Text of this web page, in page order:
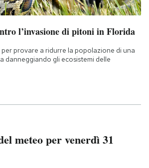
l’invasione di pitoni in Florida
provare a ridurre la popolazione di una
danneggiando gli ecosistemi delle
meteo per venerdì 31